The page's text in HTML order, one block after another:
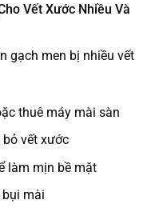
Vết Xước Nhiều Và
gạch men bị nhiều vết
thuê máy mài sàn
vết xước
làm mịn bề mặt
mài